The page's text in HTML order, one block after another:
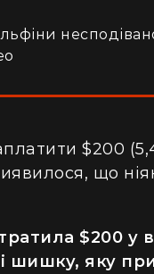
$200
що
$200 у
шишку, яку